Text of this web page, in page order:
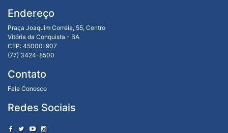
Endereço
Praça Joaquim Correia, 55, Centro
Vitória da Conquista - BA
CEP: 45000-907
(77) 3424-8500
Contato
Fale Conosco
Redes Sociais